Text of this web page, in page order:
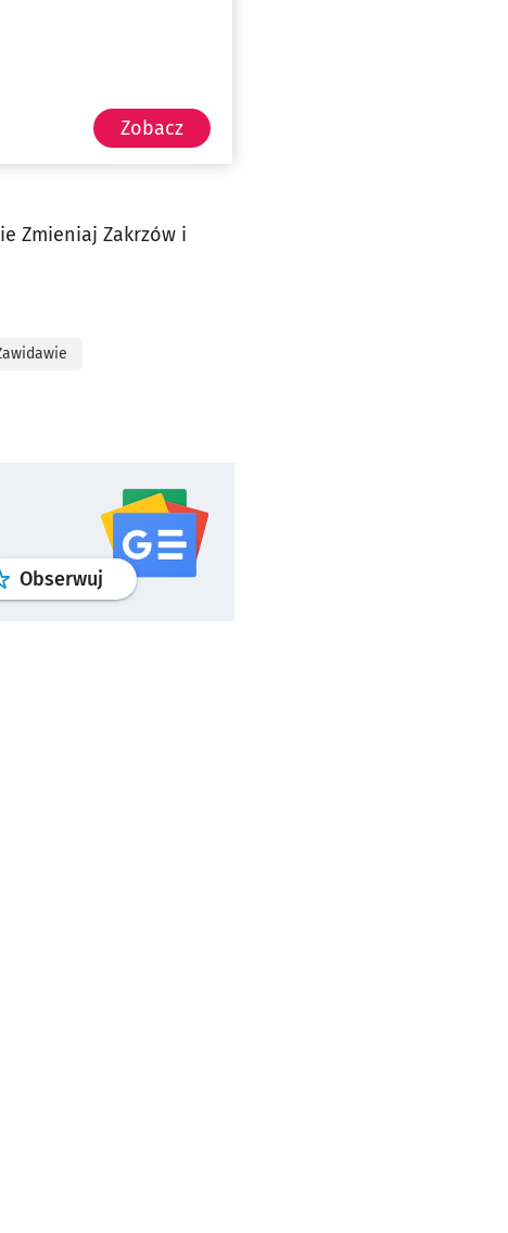
Zobacz
Zmieniaj Zakrzów i
Obserwuj profilgoogle news